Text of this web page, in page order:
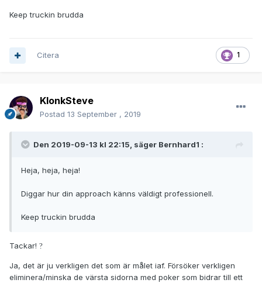
Keep truckin brudda
1
Citera
KlonkSteve
Postad 13 September , 2019
Den 2019-09-13 kl 22:15, säger Bernhard1 :
Heja, heja, heja!
Diggar hur din approach känns väldigt professionell.
Keep truckin brudda
Tackar! ?
Ja, det är ju verkligen det som är målet iaf. Försöker verkligen
eliminera/minska de värsta sidorna med poker som bidrar till ett